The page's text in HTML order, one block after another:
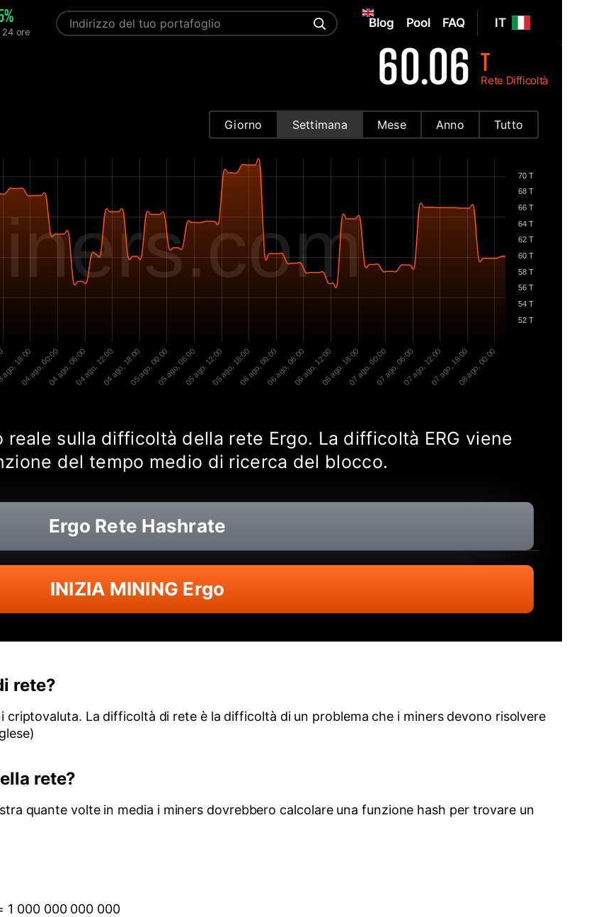
24 ore
IT
Blog Pool FAQ
60.06T
Rete Difficoltà
Giorno Settimana Mese Anno Tutto
18:00
04 ago, 00:0004 ago, 06:0004 ago, 12:0004 ago, 18:0005 ago, 00:0005 ago, 06:0005 ago, 12:0005 ago, 18:0006 ago, 00:0006 ago, 06:0006 ago, 12:0006 ago, 18:0007 ago, 00:0007 ago, 06:0007 ago, 12:0007 ago, 18:0008 ago, 00:00
52 T
54 T
56 T
58 T
60 T
62 T
64 T
66 T
68 T
70 T
sulla difficoltà della rete Ergo. La difficoltà ERG viene
del tempo medio di ricerca del blocco.
Ergo Rete Hashrate
INIZIA MINING Ergo
rete?
criptovaluta. La difficoltà di rete è la difficoltà di un problema che i miners devono risolvere
rete?
quante volte in media i miners dovrebbero calcolare una funzione hash per trovare un
1 000 000 000 000